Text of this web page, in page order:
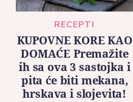
RECEPTI
KUPOVNE KORE KAO
DOMAĆE Premažite
ih sa ova 3 sastojka i
pita će biti mekana,
hrskava i slojevita!